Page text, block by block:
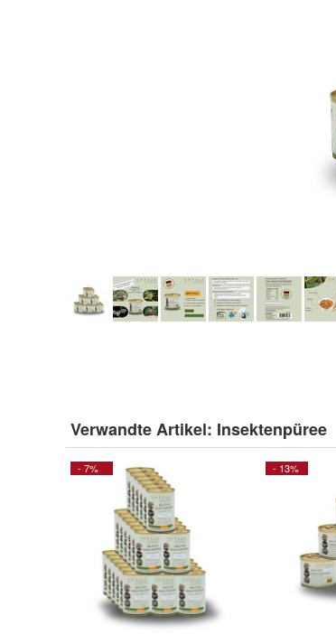
Verwandte Artikel: Insektenpüree
- 7% - 13%